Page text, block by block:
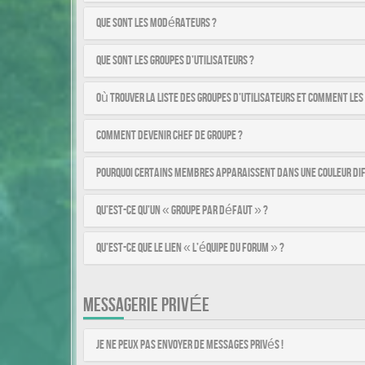
Que sont les modérateurs ?
Que sont les groupes d’utilisateurs ?
Où trouver la liste des groupes d’utilisateurs et comment
Comment devenir chef de groupe ?
Pourquoi certains membres apparaissent dans une couleur
Qu’est-ce qu’un « Groupe par défaut » ?
Qu’est-ce que le lien « L’équipe du forum » ?
MESSAGERIE PRIVÉE
Je ne peux pas envoyer de messages privés !